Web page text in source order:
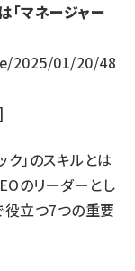
「マネージャー
2025/01/20/48
ク」のスキルとは
のリーダーとし
役立つ7つの重要